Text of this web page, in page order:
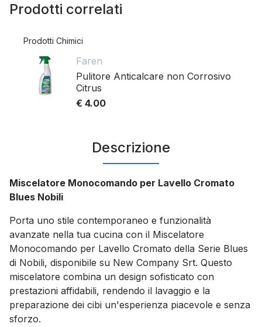
Prodotti correlati
Prodotti Chimici
Faren
Pulitore Anticalcare non Corrosivo
Citrus
€ 4.00
Descrizione
Miscelatore Monocomando per Lavello Cromato
Blues Nobili
Porta uno stile contemporaneo e funzionalità
avanzate nella tua cucina con il Miscelatore
Monocomando per Lavello Cromato della Serie Blues
di Nobili, disponibile su New Company Srt. Questo
miscelatore combina un design sofisticato con
prestazioni affidabili, rendendo il lavaggio e la
preparazione dei cibi un'esperienza piacevole e senza
sforzo.